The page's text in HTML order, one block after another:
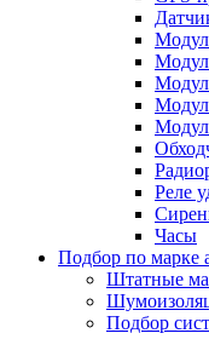
Реле
Часы
Подбор по марке
Штатные
Подбор